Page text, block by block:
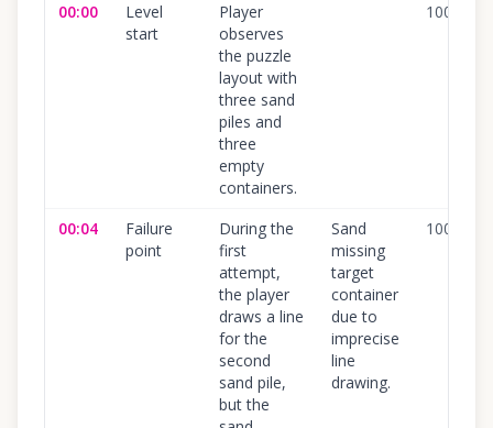
00:00
Level
start
Player
observes
the puzzle
layout with
three sand
piles and
three
empty
containers.
100
00:04
Failure
point
During the
first
attempt,
the player
draws a line
for the
second
sand pile,
but the
Sand
missing
target
container
due to
imprecise
line
drawing.
100